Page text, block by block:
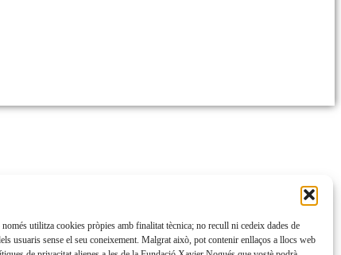
utilitza cookies pròpies amb finalitat tècnica; no recull ni cedeix dades de
usuaris sense el seu coneixement. Malgrat això, pot contenir enllaços a llocs web